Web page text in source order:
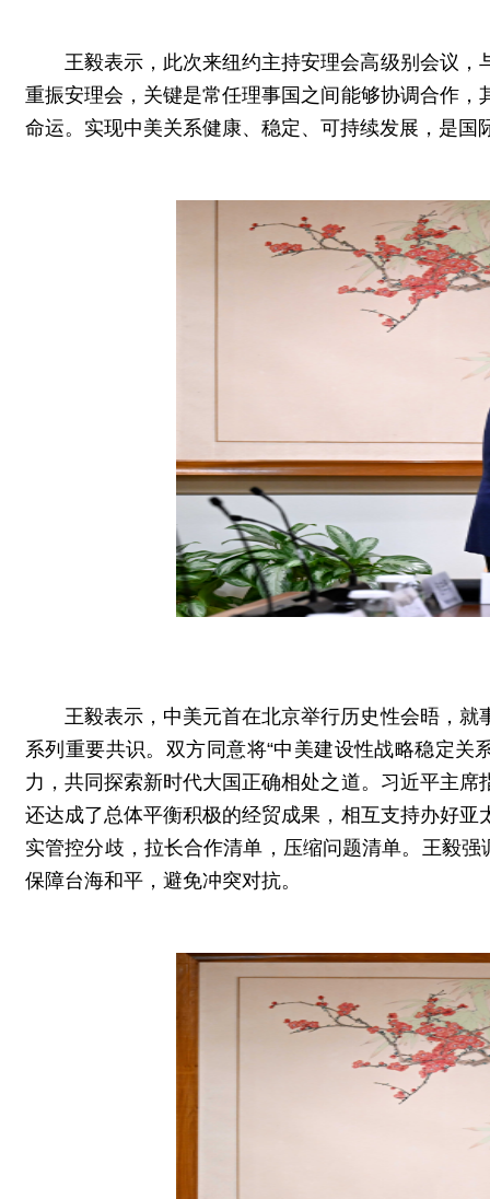
王毅表示，此次来纽约主持安理会高级别会议
重振安理会，关键是常任理事国之间能够协调合作
命运。实现中美关系健康、稳定、可持续发展，是
王毅表示，中美元首在北京举行历史性会晤，
系列重要共识。双方同意将“中美建设性战略稳定
力，共同探索新时代大国正确相处之道。习近平主
还达成了总体平衡积极的经贸成果，相互支持办好
实管控分歧，拉长合作清单，压缩问题清单。王毅
保障台海和平，避免冲突对抗。